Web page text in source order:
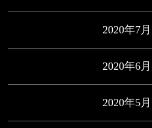
2020年7月
2020年6月
2020年5月